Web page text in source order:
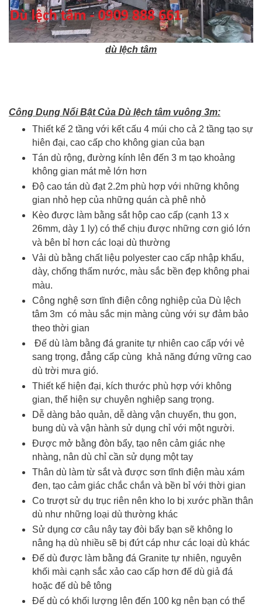
dù lệch tâm
Công Dụng Nổi Bật Của Dù lệch tâm vuông 3m:
Thiết kế 2 tầng với kết cấu 4 múi cho cả 2 tầng tạo sự
hiên đại, cao cấp cho không gian của bạn
Tán dù rộng, đường kính lên đến 3 m tạo khoảng
không gian mát mẻ lớn hơn
Độ cao tán dù đạt 2.2m phù hợp với những không
gian nhỏ hẹp của những quán cà phê nhỏ
Kèo được làm bằng sắt hộp cao cấp (cạnh 13 x
26mm, dày 1 ly) có thể chịu được những cơn gió lớn
và bên bỉ hơn các loại dù thường
Vải dù bằng chất liệu polyester cao cấp nhập khẩu,
dày, chống thấm nước, màu sắc bền đẹp không phai
màu.
Công nghệ sơn tĩnh điện công nghiệp của Dù lệch
tâm 3m có màu sắc mịn màng cùng với sự đảm bảo
theo thời gian
Đế dù làm bằng đá granite tự nhiên cao cấp với vẻ
sang trọng, đẳng cấp cùng khả năng đứng vững cao
dù trời mưa gió.
Thiết kế hiện đại, kích thước phù hợp với không
gian, thể hiện sự chuyên nghiệp sang trọng.
Dễ dàng bảo quản, dễ dàng vận chuyển, thu gọn,
bung dù và vận hành sử dụng chỉ với một người.
Được mở bằng đòn bẩy, tạo nên cảm giác nhẹ
nhàng, nân dù chỉ cần sử dụng một tay
Thân dù làm từ sắt và được sơn tĩnh điện màu xám
đen, tạo cảm giác chắc chắn và bền bỉ với thời gian
Co trượt sử dụ trục riên nên kho lo bị xước phần thân
dù như những loại dù thường khác
Sử dụng cơ câu nây tay đòi bẩy bạn sẽ không lo
nâng hạ dù nhiều sẽ bị đứt cáp như các loại dù khác
Đế dù được làm bằng đá Granite tự nhiên, nguyên
khối mài cạnh sắc xảo cao cấp hơn đế dù giả đá
hoặc đế dù bê tông
Đế dù có khối lượng lên đến 100 kg nên bạn có thể